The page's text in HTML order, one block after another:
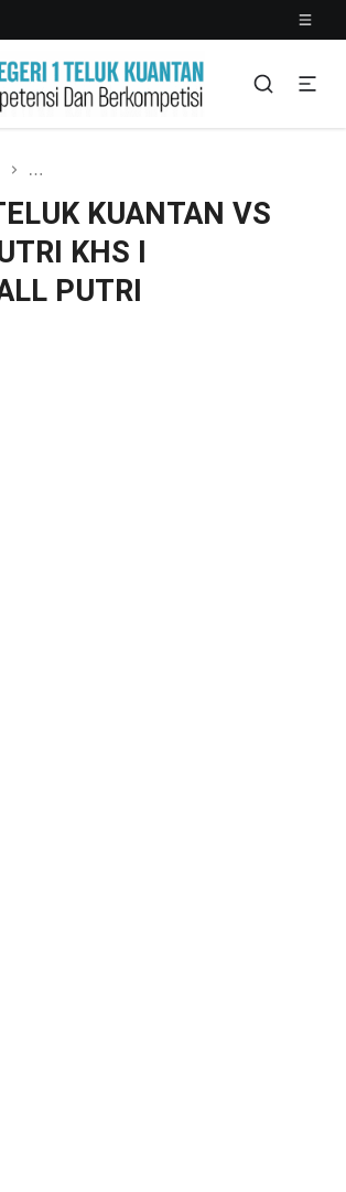
1 TELUK
SMKN 1 TELUK KUANTAN VS PELITA
KUANTAN VS
KHS I
PUTRI